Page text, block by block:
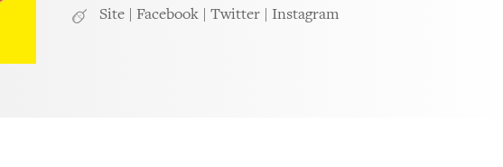
Site
Facebook Twitter Instagram